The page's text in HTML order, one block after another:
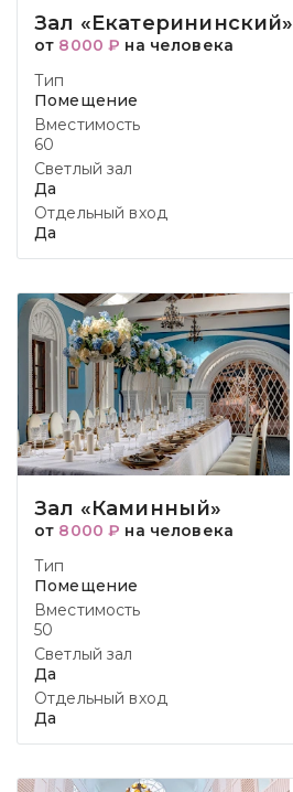
Зал «Екатерининский»
от 8000 ₽ на человека
Тип
Помещение
Вместимость
60
Светлый зал
Да
Отдельный вход
Да
Зал «Каминный»
от 8000 ₽ на человека
Тип
Помещение
Вместимость
50
Светлый зал
Да
Отдельный вход
Да